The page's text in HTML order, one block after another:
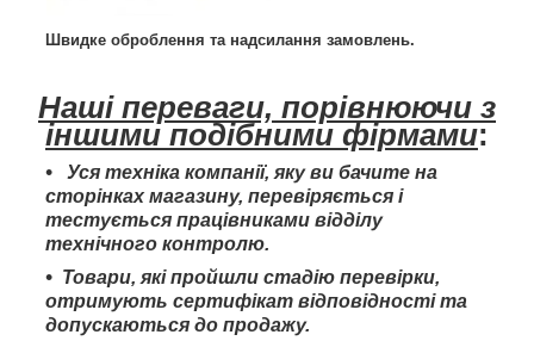
Швидке оброблення та надсилання замовлень.
Наші переваги, порівнюючи з
іншими подібними фірмами:
Уся техніка компанії, яку ви бачите на
сторінках магазину, перевіряється і
тестується працівниками відділу
технічного контролю.
Товари, які пройшли стадію перевірки,
отримують сертифікат відповідності та
допускаються до продажу.